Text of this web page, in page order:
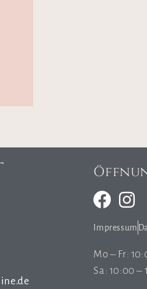
Impressum
Mo – Fr:
Sa: 10:00 –